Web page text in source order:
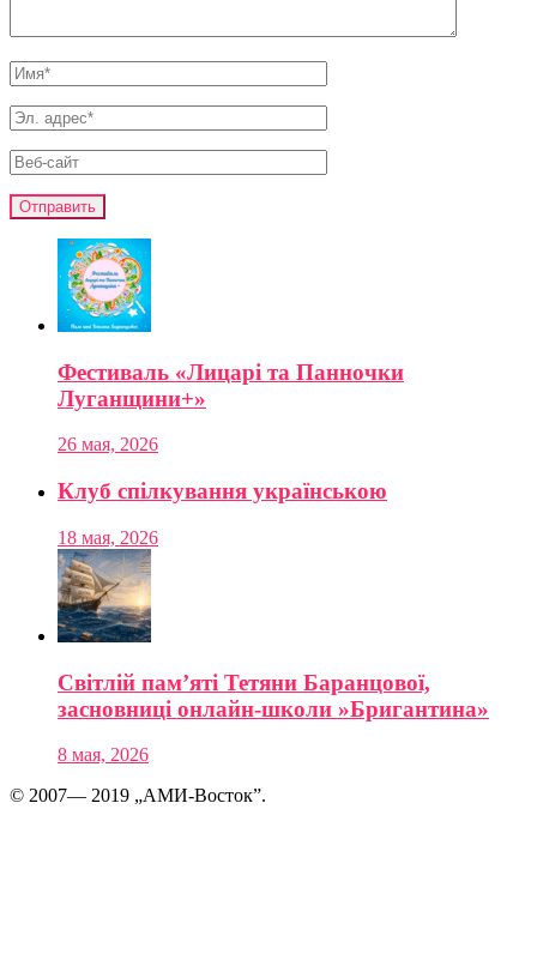
Фестиваль «Лицарі та Панночки
Луганщини+»
26 мая, 2026
Клуб спілкування українською
18 мая, 2026
Світлій пам’яті Тетяни Баранцової,
засновниці онлайн-школи »Бригантина»
8 мая, 2026
© 2007— 2019 „АМИ-Восток”.